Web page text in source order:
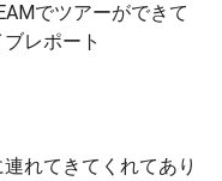
でツアーができて
レポート
れてきてくれてあり